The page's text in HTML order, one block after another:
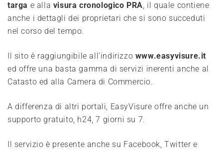
targa e alla visura cronologico PRA, il quale contiene
anche i dettagli dei proprietari che si sono succeduti
nel corso del tempo.
Il sito è raggiungibile all’indirizzo www.easyvisure.it
ed offre una basta gamma di servizi inerenti anche al
Catasto ed alla Camera di Commercio.
A differenza di altri portali, EasyVisure offre anche un
supporto gratuito, h24, 7 giorni su 7.
Il servizio è presente anche su Facebook, Twitter e